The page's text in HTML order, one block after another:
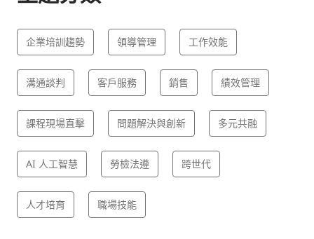
企業培訓趨勢 領導管理 工作效能
溝通談判 客戶服務 銷售 績效管理
課程現場直擊 問題解決與創新 多元共融
AI 人工智慧 勞檢法遵 跨世代
人才培育 職場技能